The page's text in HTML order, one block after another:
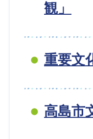
観」
重要文
高島市